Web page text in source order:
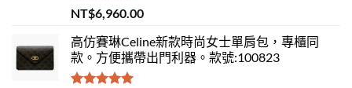
評分 5.00
滿分 5
NT$6,960.00
高仿賽琳Celine新款時尚女士單肩包，專櫃同
款。方便攜帶出門利器。款號:100823